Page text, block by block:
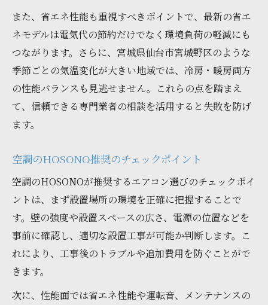
また、省エネ性能も重視すべきポイントで、最新の省エ
ネモデルは電気代の節約だけでなく環境負荷の軽減にも
つながります。さらに、宮城県仙台市宮城野区のような
季節ごとの気温変化が大きい地域では、冷房・暖房両方
の性能バランスも見逃せません。これらの点を踏まえ
て、信頼できる専門業者の相談を活用すると失敗を防げ
ます。
空調のHOSONO推奨のチェックポイント
空調のHOSONOが推奨するエアコン選びのチェックポイ
ントは、まず設置場所の環境を正確に把握することで
す。壁の強度や設置スペースの広さ、電源の位置などを
事前に確認し、適切な設置工事が可能か判断します。こ
れにより、工事後のトラブルや追加費用を防ぐことがで
きます。
次に、性能面では省エネ性能や運転音、メンテナンスの